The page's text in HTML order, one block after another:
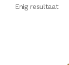
Enig resultaat